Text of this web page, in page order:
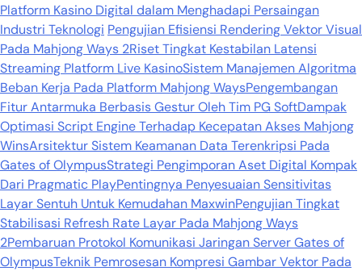
Platform Kasino Digital dalam Menghadapi Persaingan
Industri Teknologi Pengujian Efisiensi Rendering Vektor Visual
Pada Mahjong Ways 2Riset Tingkat Kestabilan Latensi
Streaming Platform Live KasinoSistem Manajemen Algoritma
Beban Kerja Pada Platform Mahjong WaysPengembangan
Fitur Antarmuka Berbasis Gestur Oleh Tim PG SoftDampak
Optimasi Script Engine Terhadap Kecepatan Akses Mahjong
WinsArsitektur Sistem Keamanan Data Terenkripsi Pada
Gates of OlympusStrategi Pengimporan Aset Digital Kompak
Dari Pragmatic PlayPentingnya Penyesuaian Sensitivitas
Layar Sentuh Untuk Kemudahan MaxwinPengujian Tingkat
Stabilisasi Refresh Rate Layar Pada Mahjong Ways
2Pembaruan Protokol Komunikasi Jaringan Server Gates of
OlympusTeknik Pemrosesan Kompresi Gambar Vektor Pada